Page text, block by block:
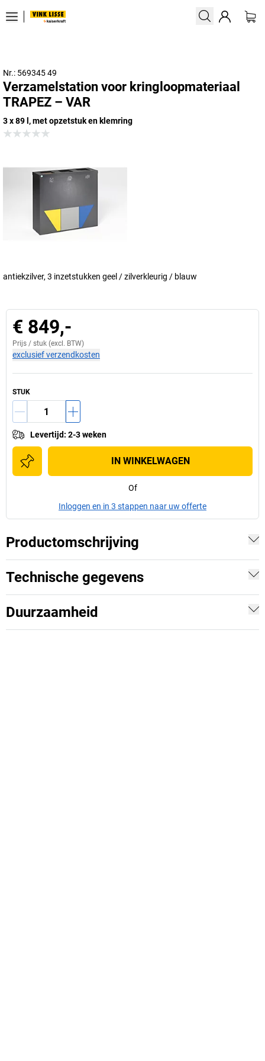
Nr.: 569345 49
Verzamelstation voor kringloopmateriaal
TRAPEZ – VAR
3 x 89 l, met opzetstuk en klemring
antiekzilver, 3 inzetstukken geel / zilverkleurig / blauw
€ 849,-
Prijs / stuk (excl. BTW)
exclusief verzendkosten
STUK
Levertijd: 2-3 weken
IN WINKELWAGEN
Of
Inloggen en in 3 stappen naar uw offerte
Productomschrijving
Technische gegevens
Duurzaamheid